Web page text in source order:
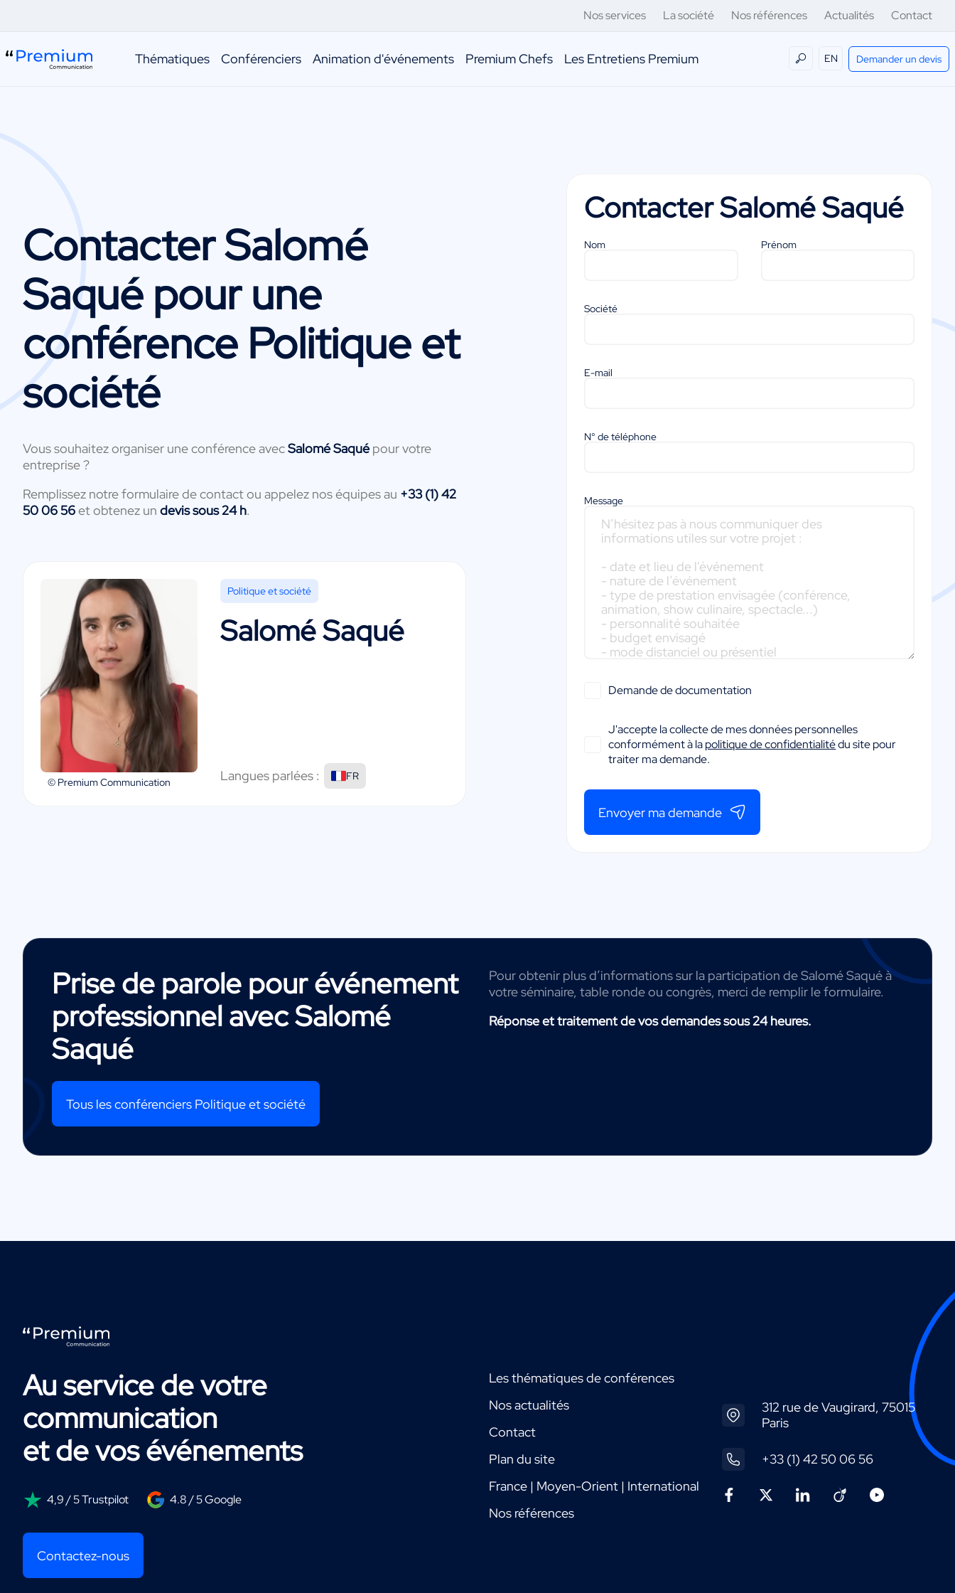
Nos services La société Nos références Actualités Contact
Thématiques Conférenciers Animation d'événements Premium Chefs Les Entretiens Premium EN Demander un devis
ContacterSalomé
Saqué pour une
conférence Politique et
société
Vous souhaitez organiser une conférence avecSalomé Saquépour votre
entreprise ?
Remplissez notre formulaire de contact ou appelez nos équipes au +33 (1) 42
50 06 56et obtenez un devis sous 24 h.
© Premium Communication
Politique et société
Salomé Saqué
Langues parlées : FR
ContacterSalomé Saqué
Nom Prénom
Société
E-mail
N° de téléphone
Message
Demande de documentation
J'accepte la collecte de mes données personnelles
conformément à lapolitique de confidentialitédu site pour
traiter ma demande.
Envoyer ma demande
Prise de parole pour événement
professionnel avecSalomé
Saqué
Tous les conférenciers Politique et société
Pour obtenir plus d’informations sur la participation de Salomé Saqué à
votre séminaire, table ronde ou congrès, merci de remplir le formulaire.
Réponse et traitement de vos demandes sous 24 heures.
Au service de votre
communication
et de vos événements
4,9 / 5 Trustpilot 4.8 / 5 Google
Contactez-nous
Les thématiques de conférences
Nos actualités
Contact
Plan du site
France | Moyen-Orient | International
Nos références
312 rue de Vaugirard, 75015
Paris
+33 (1) 42 50 06 56